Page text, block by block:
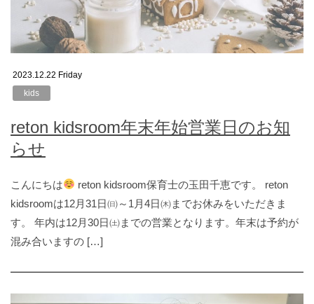
2023.12.22 Friday
kids
reton kidsroom年末年始営業日のお知
らせ
こんにちは
reton kidsroom保育士の玉田千恵です。 reton
kidsroomは12月31日㈰～1月4日㈭までお休みをいただきま
す。 年内は12月30日㈯までの営業となります。年末は予約が
混み合いますの […]